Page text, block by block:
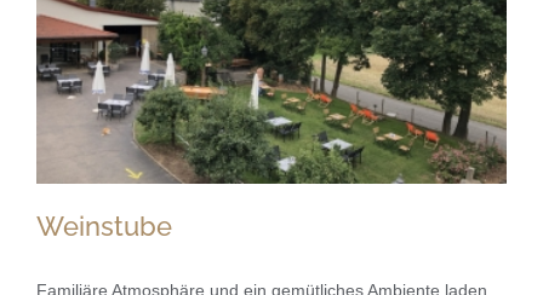
Weinstube
Familiäre Atmosphäre und ein gemütliches Ambiente laden